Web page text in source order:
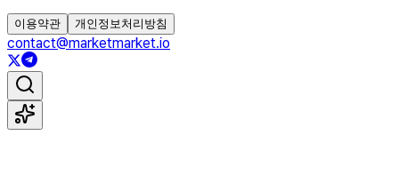
이용약관 개인정보처리방침
contact@marketmarket.io